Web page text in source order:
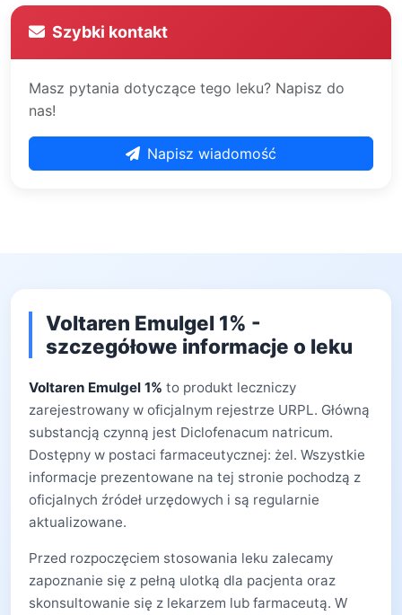
Szybki kontakt
Masz pytania dotyczące tego leku? Napisz do
nas!
Napisz wiadomość
Voltaren Emulgel 1% -
szczegółowe informacje o leku
Voltaren Emulgel 1% to produkt leczniczy
zarejestrowany w oficjalnym rejestrze URPL. Główną
substancją czynną jest Diclofenacum natricum.
Dostępny w postaci farmaceutycznej: żel. Wszystkie
informacje prezentowane na tej stronie pochodzą z
oficjalnych źródeł urzędowych i są regularnie
aktualizowane.
Przed rozpoczęciem stosowania leku zalecamy
zapoznanie się z pełną ulotką dla pacjenta oraz
skonsultowanie się z lekarzem lub farmaceutą. W